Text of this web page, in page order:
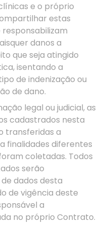
e o próprio
estas
danos a
que seja atingido
isentando a
de indenização ou
de dano.
legal ou judicial, as
cadastrados nesta
transferidas a
finalidades diferentes
coletadas. Todos
serão
dados desta
de vigência deste
a
no próprio Contrato.